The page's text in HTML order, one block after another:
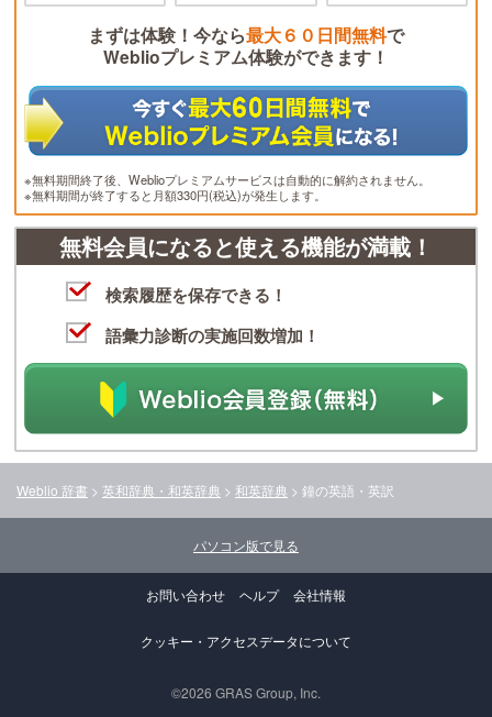
まずは体験！今なら最大６０日間無料で
Weblioプレミアム体験ができます！
※無料期間終了後、Weblioプレミアムサービスは自動的に解約されません。
※無料期間が終了すると月額330円(税込)が発生します。
無料会員になると使える機能が満載！
検索履歴を保存できる！
語彙力診断の実施回数増加！
Weblio 辞書 > 英和辞典・和英辞典 > 和英辞典 > 鐘の英語・英訳
パソコン版で見る
お問い合わせ ヘルプ 会社情報
クッキー・アクセスデータについて
©2026 GRAS Group, Inc.